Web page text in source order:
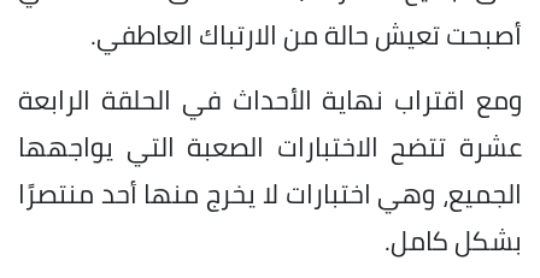
أصبحت تعيش حالة من الارتباك العاطفي.
ومع اقتراب نهاية الأحداث في الحلقة الرابعة
عشرة تتضح الاختبارات الصعبة التي يواجهها
الجميع، وهي اختبارات لا يخرج منها أحد منتصرًا
بشكل كامل.